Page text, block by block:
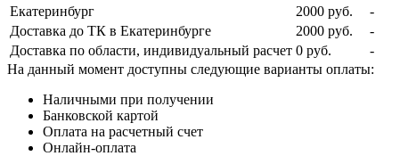
Екатеринбург
2000 руб. -
Доставка до ТК в Екатеринбурге
2000 руб. -
Доставка по области, индивидуальный расчет 0 руб. -
На данный момент доступны следующие варианты оплаты:
Наличными при получении
Банковской картой
Оплата на расчетный счет
Онлайн-оплата